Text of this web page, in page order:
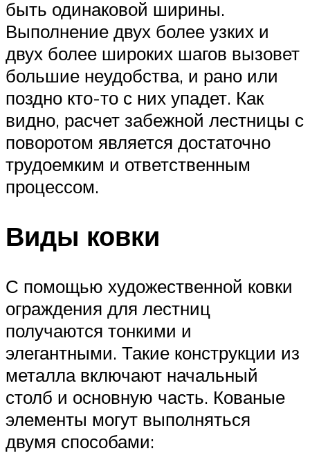
быть одинаковой ширины.
Выполнение двух более узких и
двух более широких шагов вызовет
большие неудобства, и рано или
поздно кто-то с них упадет. Как
видно, расчет забежной лестницы с
поворотом является достаточно
трудоемким и ответственным
процессом.
Виды ковки
С помощью художественной ковки
ограждения для лестниц
получаются тонкими и
элегантными. Такие конструкции из
металла включают начальный
столб и основную часть. Кованые
элементы могут выполняться
двумя способами: